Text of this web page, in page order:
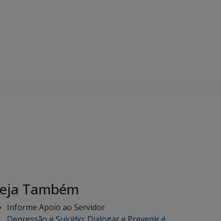
Também
Informe Apoio ao Servidor